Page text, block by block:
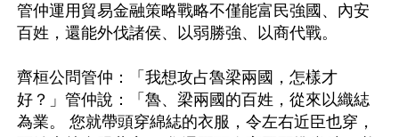
管仲運用貿易金融策略戰略不僅能富民強國、內安
百姓，還能外伐諸侯、以弱勝強、以商代戰。
齊桓公問管仲：「我想攻占魯梁兩國，怎樣才
好？」管仲說：「魯、梁兩國的百姓，從來以織綕
為業。 您就帶頭穿綿綕的衣服，令左右近臣也穿，